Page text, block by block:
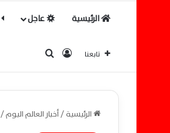
الرئيسية عاجل
تابعنا تسجيل الدخول
الرئيسية/أخبار العالم اليوم/